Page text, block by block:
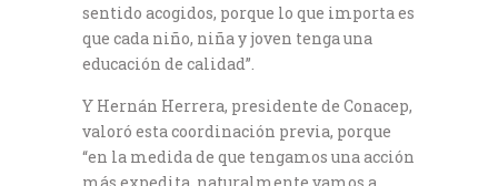
sentido acogidos, porque lo que importa es
que cada niño, niña y joven tenga una
educación de calidad”.
Y Hernán Herrera, presidente de Conacep,
valoró esta coordinación previa, porque
“en la medida de que tengamos una acción